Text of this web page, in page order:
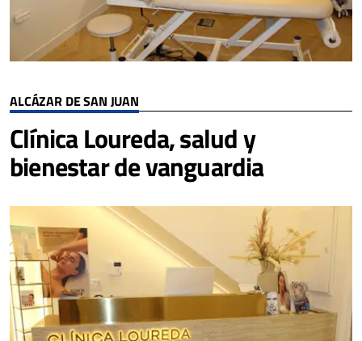
ALCÁZAR DE SAN JUAN
Clínica Loureda, salud y
bienestar de vanguardia